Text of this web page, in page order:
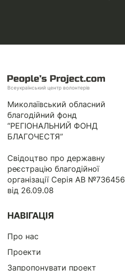
Всеукраїнський центр волонтерів
Миколаївський обласний
благодійний фонд
“РЕГІОНАЛЬНИЙ ФОНД
БЛАГОЧЕСТЯ”
Свідоцтво про державну
реєстрацію благодійної
організації Серія АВ №736456
від 26.09.08
НАВІГАЦІЯ
Про нас
Проекти
Запропонувати проект